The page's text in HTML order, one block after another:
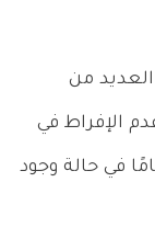
من
الإفراط في
في حالة وجود